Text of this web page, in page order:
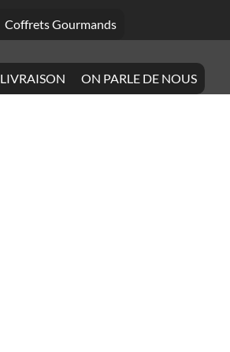
Coffrets Gourmands
LIVRAISON ON PARLE DE NOUS